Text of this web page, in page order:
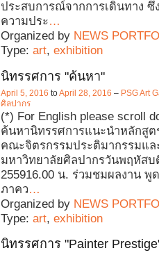
ประสบการณ์จากการเดินทาง ซึ่
ความประ…
Organized by NEWS
Type: art, exhibition
นิทรรศการ "ค้นหา"
April 5, 2016 toApril 28, 2016 – PSG Art
ศิลปากร
(*) For English please scroll
ค้นหานิทรรศการแนะนำหลักสูต
คณะจิตรกรรมประติมากรรมแ
มหาวิทยาลัยศิลปากรวันพฤหัสบ
255916.00 น. ร่วมชมผลงาน พู
ภาคว…
Organized by NEWS
Type: art, exhibition
นิทรรศการ "Painter